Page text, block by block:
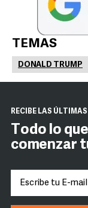
TEMAS
DONALD TRUMP
RECIBE LAS
Todo lo
comenzar